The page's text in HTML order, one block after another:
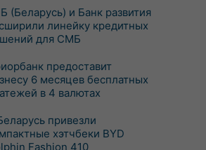
(Беларусь) и Банк развития
линейку кредитных
для СМБ
предоставит
6 месяцев бесплатных
в 4 валютах
привезли
хэтчбеки BYD
Fashion 410